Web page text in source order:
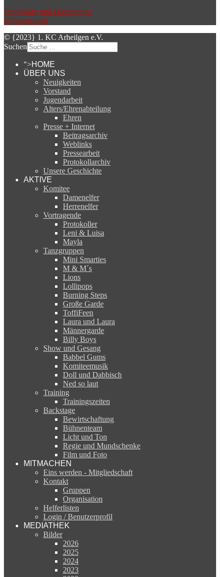
Impressum und Datenschutz
Mitgliedschaft
© {2023} 1. KC Arheilgen e.V.
Suchen
">HOME
ÜBER UNS
Neuigkeiten
Vorstand
Jugendarbeit
Alters/Ehrenabteilung
Ehren
Presse + Internet
Beitragsarchiv
Weblinks
Pressearbeit
Protokollarchiv
Unsere Geschichte
AKTIVE
Komitee
Damenelfer
Herrenelfer
Vortragende
Protokoller
Leni & Luisa
Mayla
Tanzgruppen
Mini Smarties
M & M´s
Lions
Lollipops
Burning Steps
Große Garde
ToffiFeen
Laura und Laura
Männergarde
Billy Boys
Show und Gesang
Babbel Gums
Komiteemusik
Doll und Dabbisch
Ned so laut
Training
Trainingszeiten
Backstage
Bewirtschaftung
Bühnenteam
Licht und Ton
Regie und Mundschenke
Film und Foto
MITMACHEN
Eins werden - Mitgliedschaft
Kontakt
Gruppen
Organisation
Helferlisten
Login / Benutzerprofil
MEDIATHEK
Bilder
2026
2025
2024
2023